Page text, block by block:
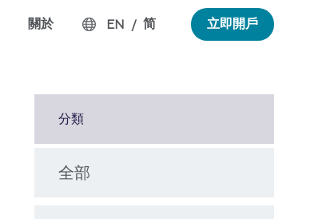
關於 EN / 简 立即開戶
分類
全部